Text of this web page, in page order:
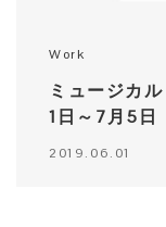
Work
ミュージカ
1日～7月5日
2019.06.01